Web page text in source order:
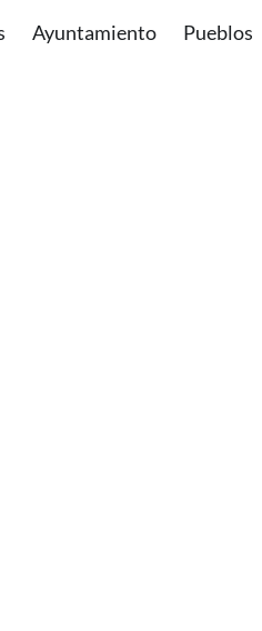
Ayuntamiento Pueblos